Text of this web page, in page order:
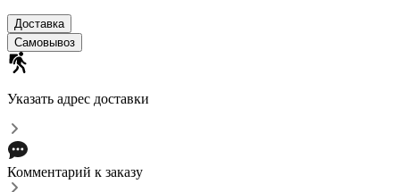
Доставка
Самовывоз
Указать адрес доставки
Комментарий к заказу